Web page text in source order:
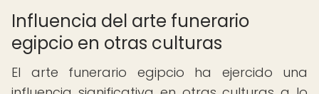
Influencia del arte funerario
egipcio en otras culturas
El arte funerario egipcio ha ejercido una